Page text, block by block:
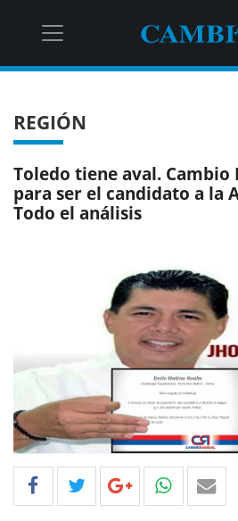
REGIÓN
Toledo tiene aval. Cambio
para ser el candidato a la
Todo el análisis